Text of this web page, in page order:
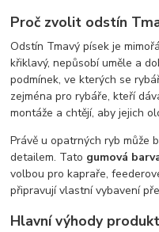
Proč zvolit odstín
Odstín Tmavý písek je
křiklavý, nepůsobí uměle a
podmínek, ve kterých se
zejména pro rybáře, kteří
montáže a chtějí, aby jejich
Právě u opatrných ryb může
detailem. Tato gumová
volbou pro kapraře,
připravují vlastní vybavení
Hlavní výhody